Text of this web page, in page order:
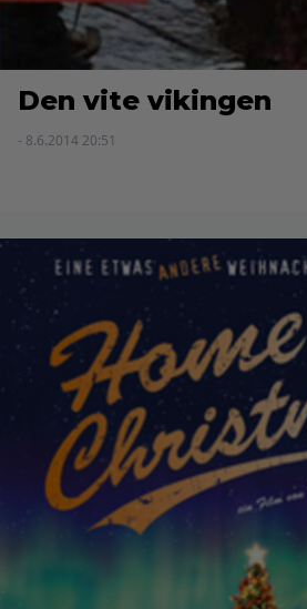
Den vite vikingen
- 8.6.2014 20:51